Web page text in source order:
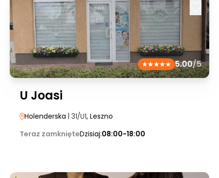
5.00/5
U Joasi
Holenderska | 31/U1, Leszno
Teraz zamknięteDzisiaj:08:00-18:00